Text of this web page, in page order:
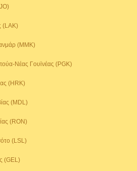
(LAK)
(MMK)
Νέας Γουϊνέας (PGK)
(HRK)
(MDL)
(RON)
(LSL)
(GEL)